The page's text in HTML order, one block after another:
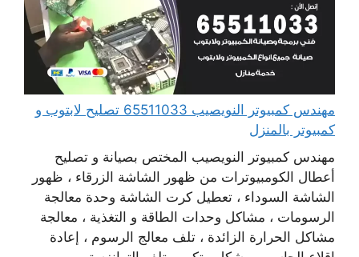
مهندس كمبيوتر النويصيب 65511033 تصليح لابتوب و
كمبيوتر بالمنزل
مهندس كمبيوتر النويصيب المختص بصيانة و تصليح
أعطال الكومبيوترات من ظهور الشاشة الزرقاء ، ظهور
الشاشة السوداء ، تعطيل كرت الشاشة وحدة معالجة
الرسومات ، مشاكل وحدات الطاقة و التغذية ، معالجة
مشاكل الحرارة الزائدة ، تلف معالج الرسوم ، إعادة